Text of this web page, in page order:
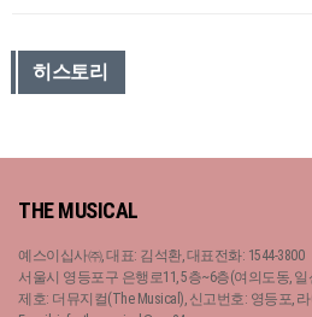
히스토리
THE MUSICAL
예스이십사㈜, 대표: 김석환, 대표전화: 1544-3800
서울시 영등포구 은행로11, 5층~6층(여의도동, 일
제호: 더뮤지컬(The Musical), 신고번호: 영등포, 라